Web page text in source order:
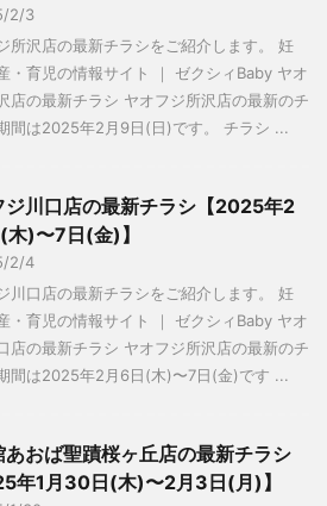
2/3
所沢店の最新チラシをご紹介します。 妊
・育児の情報サイト ｜ ゼクシィBaby ヤオ
店の最新チラシ ヤオフジ所沢店の最新のチ
間は2025年2月9日(日)です。 チラシ ...
ジ川口店の最新チラシ【2025年2
木)〜7日(金)】
2/4
川口店の最新チラシをご紹介します。 妊
・育児の情報サイト ｜ ゼクシィBaby ヤオ
店の最新チラシ ヤオフジ所沢店の最新のチ
間は2025年2月6日(木)〜7日(金)です ...
あおば聖蹟桜ヶ丘店の最新チラシ
年1月30日(木)〜2月3日(月)】